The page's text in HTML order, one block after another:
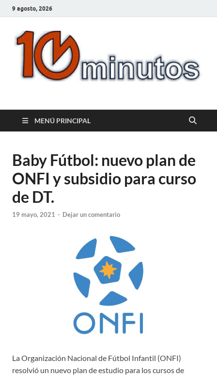
9 agosto, 2026
10minutos.com.uy
MENÚ PRINCIPAL
Baby Fútbol: nuevo plan de
ONFI y subsidio para curso
de DT.
19 mayo, 2021 - Dejar un comentario
La Organización Nacional de Fútbol Infantil (ONFI)
resolvió un nuevo plan de estudio para los cursos de